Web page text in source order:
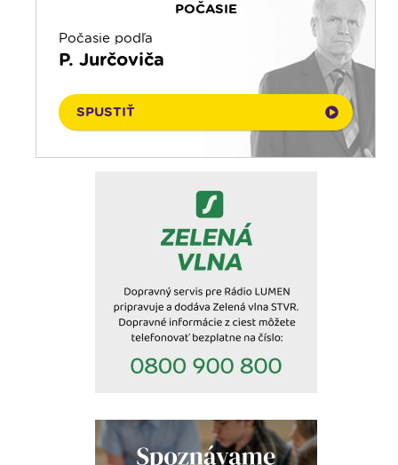
10. 08. 2026
Ranné zamyslenie
Gaučing
10. 08. 2026
POČASIE
Počasie podľa
P. Jurčoviča
SPUSTIŤ